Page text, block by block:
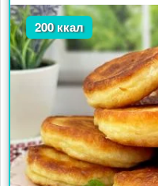
200 ккал